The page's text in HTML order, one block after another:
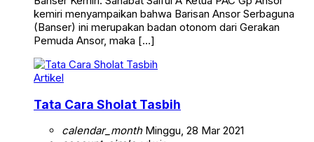
kemiri menyampaikan bahwa Barisan Ansor Serbaguna
(Banser) ini merupakan badan otonom dari Gerakan
Pemuda Ansor, maka […]
Artikel
Tata Cara Sholat Tasbih
calendar_monthMinggu, 28 Mar 2021